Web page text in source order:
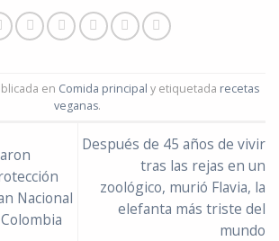
en Comida principal y etiquetada recetas
veganas.
Nacional
Después de 45 años de vivir
tras las rejas en un
zoológico, murió Flavia, la
elefanta más triste del
mundo